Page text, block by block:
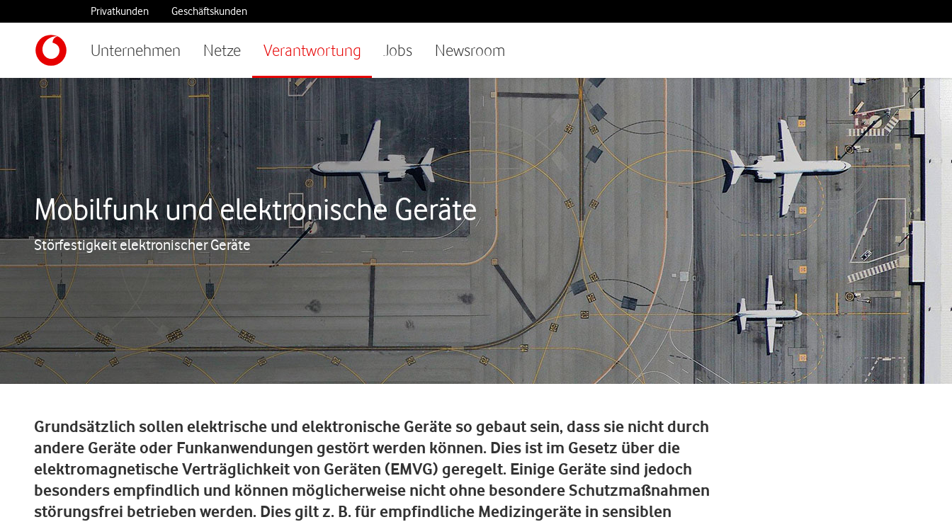
Unternehmen Netze Verantwortung Jobs Newsroom
Privatkunden Geschäftskunden
Mobilfunk und elektronische Geräte
Störfestigkeit elektronischer Geräte
Grundsätzlich sollen elektrische und elektronische Geräte so gebaut sein, dass sie nicht durch
andere Geräte oder Funkanwendungen gestört werden können. Dies ist im Gesetz über die
elektromagnetische Verträglichkeit von Geräten (EMVG) geregelt. Einige Geräte sind jedoch
besonders empfindlich und können möglicherweise nicht ohne besondere Schutzmaßnahmen
störungsfrei betrieben werden. Dies gilt z. B. für empfindliche Medizingeräte in sensiblen